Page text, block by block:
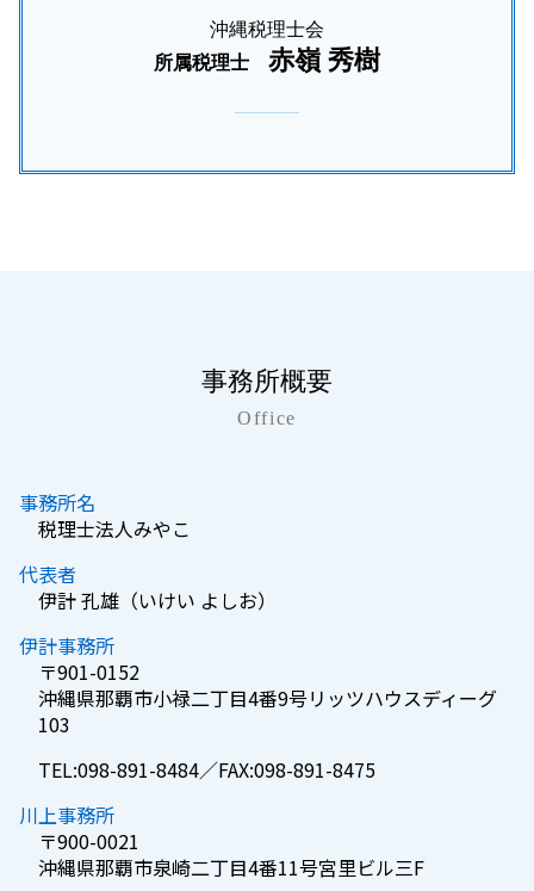
沖縄税理士会
所属税理士
赤嶺 秀樹
事務所概要
Office
事務所名
税理士法人みやこ
代表者
伊計 孔雄（いけい よしお）
伊計事務所
〒901-0152
沖縄県那覇市小禄二丁目4番9号リッツハウスディーグ
103
TEL:098-891-8484／FAX:098-891-8475
川上事務所
〒900-0021
沖縄県那覇市泉崎二丁目4番11号宮里ビル三F